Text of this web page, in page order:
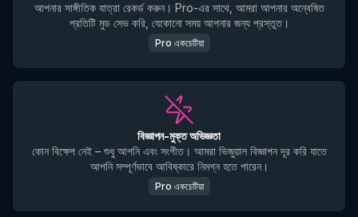
আপনার সাঙ্গীতিক যাত্রা রেকর্ড করুন। Pro-এর সাথে, আমরা আপনার অন্বেষিত
প্রতিটি মুড সেভ করি, যেকোনো সময় আপনার জন্য প্রস্তুত।
Pro একচেটিয়া
বিজ্ঞাপন-মুক্ত অভিজ্ঞতা
কোন বিক্ষেপ নেই – শুধু আপনি এবং সংগীত। আমরা ভিজুয়াল বিজ্ঞাপন দূর করি যাতে
আপনি সম্পূর্ণভাবে আবিষ্কারে নিমগ্ন হতে পারেন।
Pro একচেটিয়া